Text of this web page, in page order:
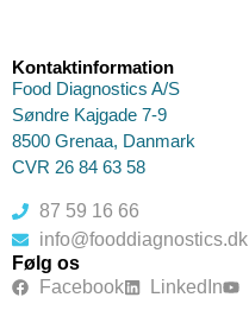
Kontaktinformation
Food Diagnostics A/S
Søndre Kajgade 7-9
8500 Grenaa, Danmark
CVR 26 84 63 58
87 59 16 66
info@fooddiagnostics.dk
Følg os
Facebook
LinkedIn